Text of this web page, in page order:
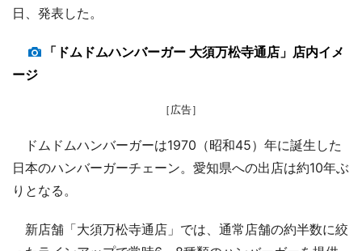
日、発表した。
「ドムドムハンバーガー 大須万松寺通店」店内イメ
ージ
［広告］
ドムドムハンバーガーは1970（昭和45）年に誕生した
日本のハンバーガーチェーン。愛知県への出店は約10年ぶ
りとなる。
新店舗「大須万松寺通店」では、通常店舗の約半数に絞